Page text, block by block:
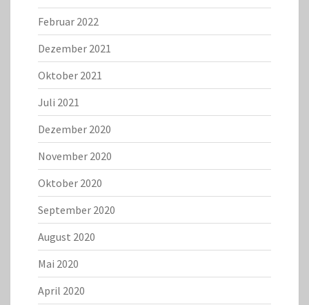
Februar 2022
Dezember 2021
Oktober 2021
Juli 2021
Dezember 2020
November 2020
Oktober 2020
September 2020
August 2020
Mai 2020
April 2020